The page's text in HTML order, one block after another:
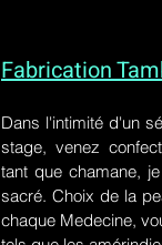
Fabrication
Dans l'intimité d'un
stage, venez
tant que chamane,
sacré. Choix de la
chaque Medecine,